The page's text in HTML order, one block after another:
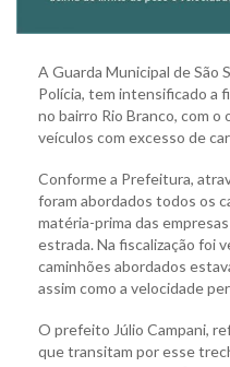
A Guarda Municipal de São
Polícia, tem intensificado a
no bairro Rio Branco, com
veículos com excesso de
Conforme a Prefeitura,
foram abordados todos os
matéria-prima das
estrada. Na fiscalização foi
caminhões abordados
assim como a velocidade
O prefeito Júlio Campani,
que transitam por esse